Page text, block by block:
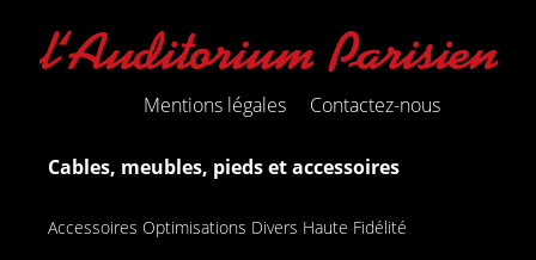
Mentions légales Contactez-nous
Cables, meubles, pieds et accessoires
Accessoires Optimisations Divers Haute Fidélité